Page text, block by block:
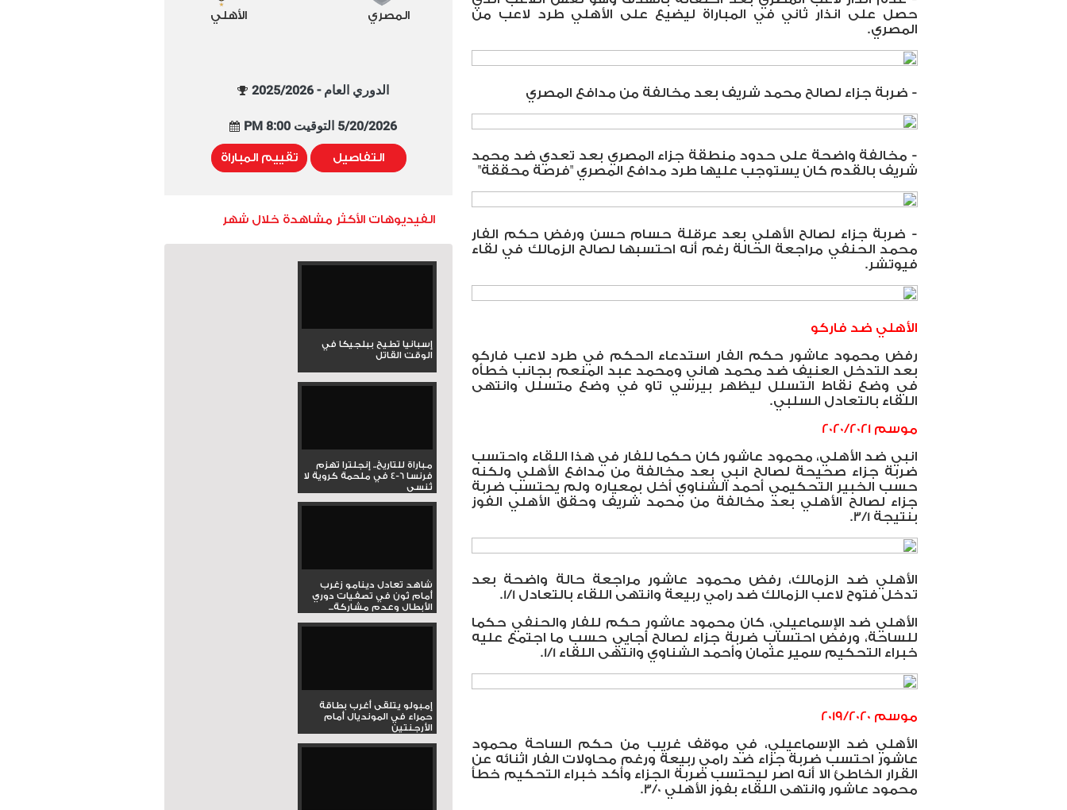
حصل على انذار ثاني في المباراة ليضيع على الأهلي طرد لاعب من
المصري.
- ضربة جزاء لصالح محمد شريف بعد مخالفة من مدافع المصري
- مخالفة واضحة على حدود منطقة جزاء المصري بعد تعدي ضد محمد
شريف بالقدم كان يستوجب عليها طرد مدافع المصري "فرصة محققة"
- ضربة جزاء لصالح الأهلي بعد عرقلة حسام حسن ورفض حكم الفار
محمد الحنفي مراجعة الحالة رغم أنه احتسبها لصالح الزمالك في لقاء
فيوتشر.
الأهلي ضد فاركو
رفض محمود عاشور حكم الفار استدعاء الحكم في طرد لاعب فاركو
بعد التدخل العنيف ضد محمد هاني ومحمد عبد المنعم بجانب خطأه
في وضع نقاط التسلل ليظهر بيرسي تاو في وضع متسلل وانتهى
اللقاء بالتعادل السلبي.
موسم 2020/2021
انبي ضد الأهلي، محمود عاشور كان حكما للفار في هذا اللقاء واحتسب
ضربة جزاء صحيحة لصالح انبي بعد مخالفة من مدافع الأهلي ولكنه
حسب الخبير التحكيمي أحمد الشناوي أخل بمعياره ولم يحتسب ضربة
جزاء لصالح الأهلي بعد مخالفة من محمد شريف وحقق الأهلي الفوز
بنتيجة 3/1.
الأهلي ضد الزمالك، رفض محمود عاشور مراجعة حالة واضحة بعد
تدخل فتوح لاعب الزمالك ضد رامي ربيعة وانتهى اللقاء بالتعادل 1/1.
الأهلي ضد الإسماعيلي، كان محمود عاشور حكم للفار والحنفي حكما
للساحة، ورفض احتساب ضربة جزاء لصالح أجايي حسب ما اجتمع عليه
خبراء التحكيم سمير عثمان وأحمد الشناوي وانتهى اللقاء 1/1.
موسم 2019/2020
الأهلي ضد الإسماعيلي، في موقف غريب من حكم الساحة محمود
عاشور احتسب ضربة جزاء ضد رامي ربيعة ورغم محاولات الفار اثنائه عن
القرار الخاطئ الا أنه اصر ليحتسب ضربة الجزاء وأكد خبراء التحكيم خطأ
محمود عاشور وانتهى اللقاء بفوز الأهلي 3/0.
المصري الأهلي
الدوري العام - 2025/2026
5/20/2026 التوقيت 8:00 PM
التفاصيل تقييم المباراة
الفيديوهات الأكثر مشاهدة خلال شهر
إسبانيا تطيح ببلجيكا في
الوقت القاتل
مباراة للتاريخ.. إنجلترا تهزم
فرنسا 6-4 في ملحمة كروية لا
تُنسى
شاهد تعادل دينامو زغرب
أمام ثون في تصفيات دوري
الأبطال وعدم مشاركة...
إمبولو يتلقى أغرب بطاقة
حمراء في المونديال أمام
الأرجنتين